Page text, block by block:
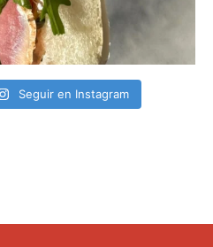
Seguir en Instagram